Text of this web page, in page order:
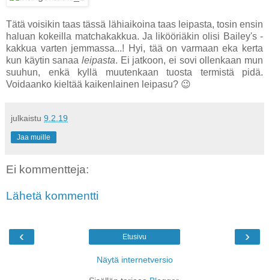
Tätä voisikin taas tässä lähiaikoina taas leipasta, tosin ensin
haluan kokeilla matchakakkua. Ja likööriäkin olisi Bailey's -
kakkua varten jemmassa...! Hyi, tää on varmaan eka kerta
kun käytin sanaa leipasta. Ei jatkoon, ei sovi ollenkaan mun
suuhun, enkä kyllä muutenkaan tuosta termistä pidä.
Voidaanko kieltää kaikenlainen leipasu? 😉
julkaistu 9.2.19
Jaa muille
Ei kommentteja:
Lähetä kommentti
‹ ›
Etusivu
Näytä internetversio